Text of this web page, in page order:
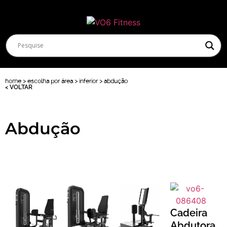
home > escolha por área > inferior > abdução
< VOLTAR
Abdução
Cadeira